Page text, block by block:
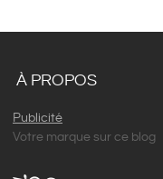
À PROPOS
Publicité
Votre marque sur ce blog